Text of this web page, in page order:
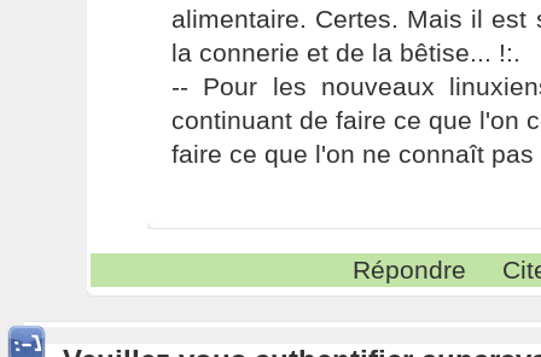
alimentaire. Certes. Mais il est
la connerie et de la bêtise... !:.
-- Pour les nouveaux
continuant de faire ce que l'on
faire ce que l'on ne connaît pas
Répondre